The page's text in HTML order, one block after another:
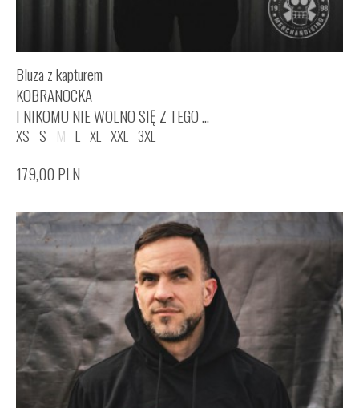
Bluza z kapturem
KOBRANOCKA
I NIKOMU NIE WOLNO SIĘ Z TEGO ...
XS S M L XL XXL 3XL
179,00 PLN